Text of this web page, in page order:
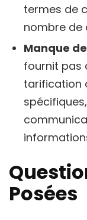
termes de
nombre de
Manque
fournit pas
tarification
Posées